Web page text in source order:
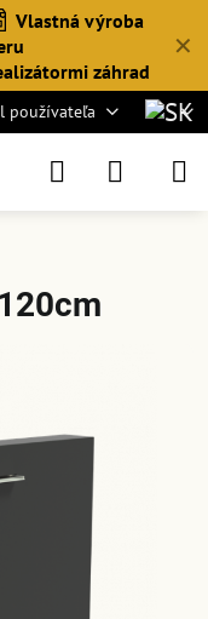
✕
Vlastná výroba
záhrad
používateľa